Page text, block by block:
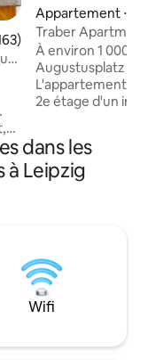
moyenne sur la
Appartement ⋅
Traber
luxueux
À environ 1 000
Augustusplatz : il
L'appartement de
2e étage d'un
dispose d'une
nouvelle salle de
d'une chambre
salon spacieux
vous détendre
ensoleillés.
dans les
à Leipzig
Wifi